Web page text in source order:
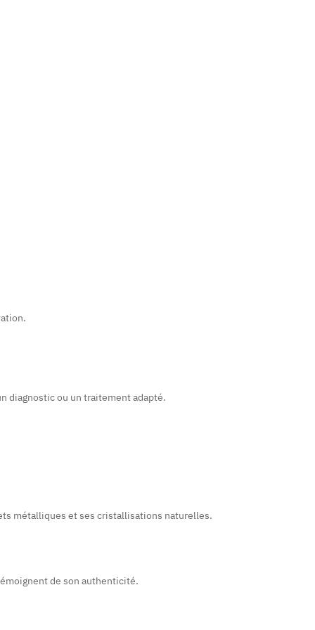
diagnostic ou un traitement adapté.
métalliques et ses cristallisations naturelles.
de son authenticité.